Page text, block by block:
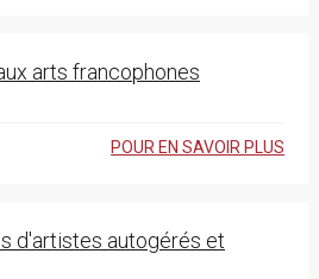
arts francophones
POUR EN SAVOIR PLUS
d'artistes autogérés et